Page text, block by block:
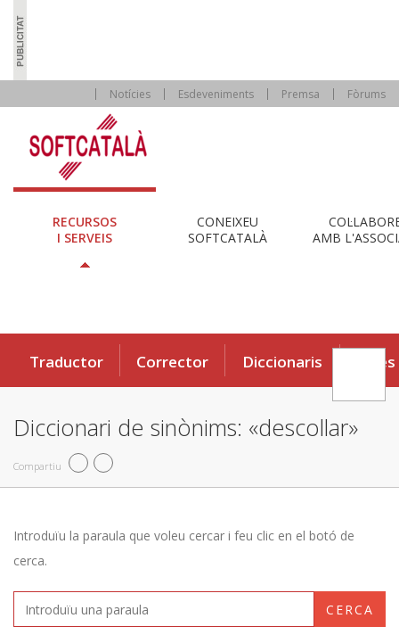
Notícies Esdeveniments Premsa Fòrums
RECURSOS
I SERVEIS
CONEIXEU
SOFTCATALÀ
AMB
Traductor Corrector Diccionaris Eines
Diccionari de sinònims: «descollar»
Compartiu
Introduïu la paraula que voleu cercar i feu clic en el botó de
cerca.
CERCA